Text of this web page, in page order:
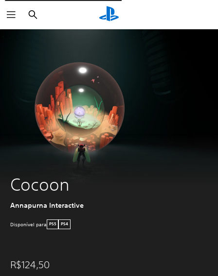
Pesquisar
Cocoon
Annapurna Interactive
Disponível para PS5 PS4
R$124,50